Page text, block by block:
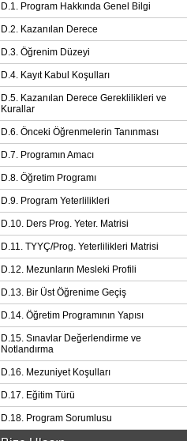
D.1. Program Hakkında Genel Bilgi
D.2. Kazanılan Derece
D.3. Öğrenim Düzeyi
D.4. Kayıt Kabul Koşulları
D.5. Kazanılan Derece Gereklilikleri ve
Kurallar
D.6. Önceki Öğrenmelerin Tanınması
D.7. Programın Amacı
D.8. Öğretim Programı
D.9. Program Yeterlilikleri
D.10. Ders Prog. Yeter. Matrisi
D.11. TYYÇ/Prog. Yeterlilikleri Matrisi
D.12. Mezunların Mesleki Profili
D.13. Bir Üst Öğrenime Geçiş
D.14. Öğretim Programının Yapısı
D.15. Sınavlar Değerlendirme ve
Notlandırma
D.16. Mezuniyet Koşulları
D.17. Eğitim Türü
D.18. Program Sorumlusu